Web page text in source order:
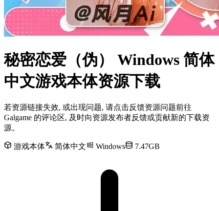
秘密恋爱（伪） Windows 简体
中文游戏本体资源下载
若资源链接失效, 或出现问题, 请点击反馈资源问题前往
Galgame 的评论区, 及时向资源发布者反馈或贡献新的下载资
源。
游戏本体 简体中文 Windows 7.47GB